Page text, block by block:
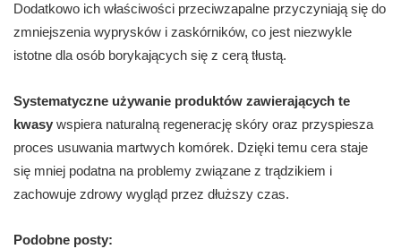
Dodatkowo ich właściwości przeciwzapalne przyczyniają się do
zmniejszenia wyprysków i zaskórników, co jest niezwykle
istotne dla osób borykających się z cerą tłustą.
Systematyczne używanie produktów zawierających te
kwasy wspiera naturalną regenerację skóry oraz przyspiesza
proces usuwania martwych komórek. Dzięki temu cera staje
się mniej podatna na problemy związane z trądzikiem i
zachowuje zdrowy wygląd przez dłuższy czas.
Podobne posty: